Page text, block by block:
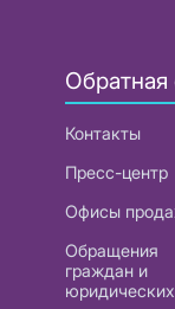
Обратная
Контакты
Пресс-центр
Офисы
Обращения
граждан и